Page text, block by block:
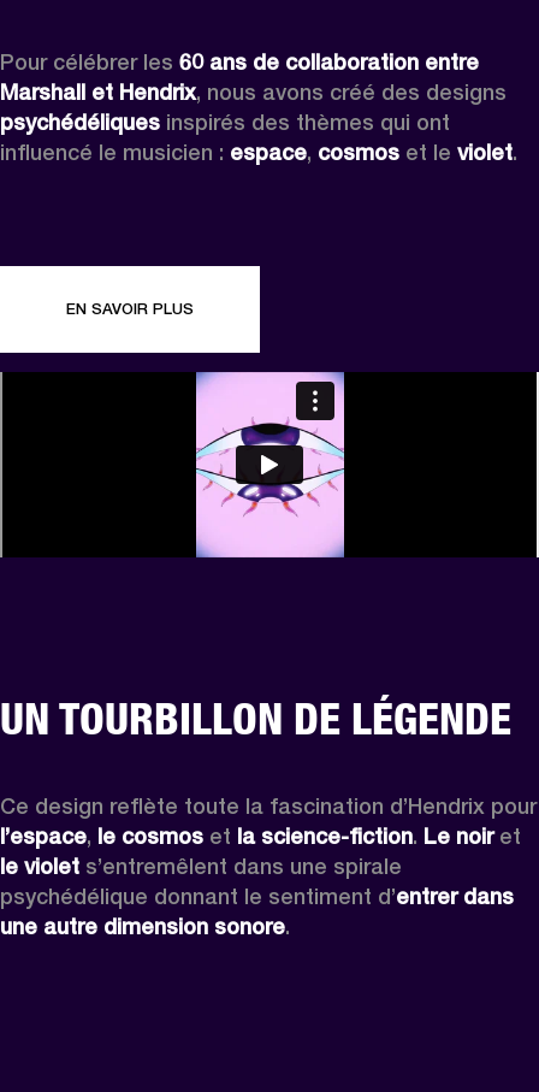
Pour célébrer les 60 ans de collaboration entre
Marshall et Hendrix
psychédéliques inspirés des thèmes qui ont
influencé le musicien : espace, cosmos et le violet.
EN SAVOIR PLUS
UN TOURBILLON DE LÉGENDE
Ce design
l’espace, le cosmos et la science-fiction. Le noir
le violet s’entremêlent dans une spirale
psychédélique donnant le sentiment d’entrer dans
une autre dimension sonore.